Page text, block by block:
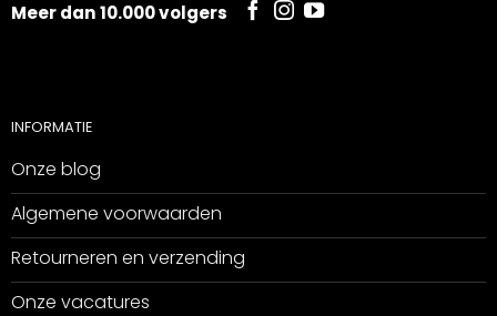
Meer dan 10.000 volgers
INFORMATIE
Onze blog
Algemene voorwaarden
Retourneren en verzending
Onze vacatures